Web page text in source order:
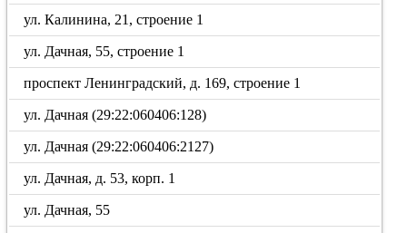
ул. Калинина, 21, строение 1
ул. Дачная, 55, строение 1
проспект Ленинградский, д. 169, строение 1
ул. Дачная (29:22:060406:128)
ул. Дачная (29:22:060406:2127)
ул. Дачная, д. 53, корп. 1
ул. Дачная, 55